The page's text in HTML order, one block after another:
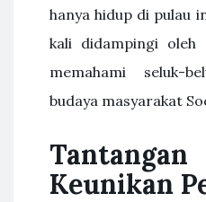
hanya hidup di pulau
kali didampingi oleh
memahami seluk-
budaya masyarakat
Keunikan